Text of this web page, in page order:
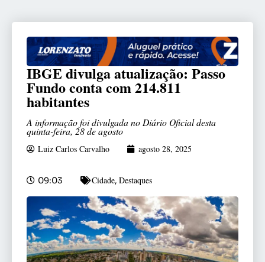
IBGE divulga atualização: Passo
Fundo conta com 214.811
habitantes
A informação foi divulgada no Diário Oficial desta
quinta-feira, 28 de agosto
Luiz Carlos Carvalho agosto 28, 2025
09:03 Cidade, Destaques